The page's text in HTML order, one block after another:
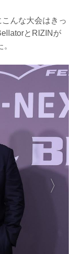
んな大会はきっ
とRIZINが